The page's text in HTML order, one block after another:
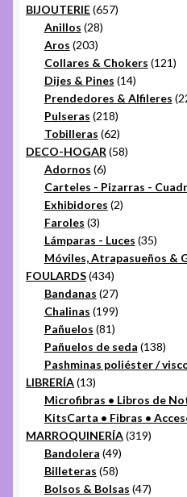
BIJOUTERIE 657657
Anillos 2828
Aros 203203
productos
Collares & Chokers 121121
Dijes & Pines 1414
productos
Prendedores & Alfileres
Pulseras 218218
productos
Tobilleras 6262
productos
DECO-HOGAR 5858
Adornos 66
productos
Carteles - Pizarras -
Exhibidores 22
Faroles 33
productos
Lámparas - Luces 3535
Móviles, Atrapasueños &
FOULARDS 434434
productos
Bandanas 2727
productos
Chalinas 199199
productos
Pañuelos 8181
productos
Pañuelos de seda 138138
Pashminas poliéster /
LIBRERÍA 1313
productos
Microfibras • Libros de
KitsCarta • Fibras •
MARROQUINERÍA 319319
Bandolera 4949
productos
Billeteras 5858
productos
Bolsos & Bolsas 4747